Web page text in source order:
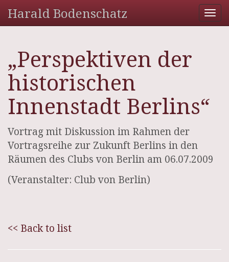
Harald Bodenschatz
„Perspektiven der
historischen
Innenstadt Berlins“
Vortrag mit Diskussion im Rahmen der
Vortragsreihe zur Zukunft Berlins in den
Räumen des Clubs von Berlin am 06.07.2009
(Veranstalter: Club von Berlin)
<< Back to list